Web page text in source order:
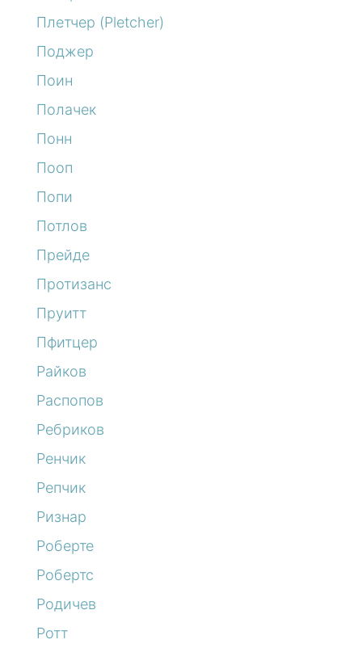
Плетчер (Pletcher)
Поджер
Поин
Полачек
Понн
Пооп
Попи
Потлов
Прейде
Протизанс
Пруитт
Пфитцер
Райков
Распопов
Ребриков
Ренчик
Репчик
Ризнар
Роберте
Робертс
Родичев
Ротт